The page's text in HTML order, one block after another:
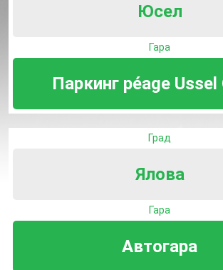
Юсел
Гара
Паркинг péage Ussel
Град
Ялова
Гара
Автогара